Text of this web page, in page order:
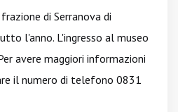
di Serranova di
l'anno. L'ingresso al museo
avere maggiori informazioni
il numero di telefono 0831